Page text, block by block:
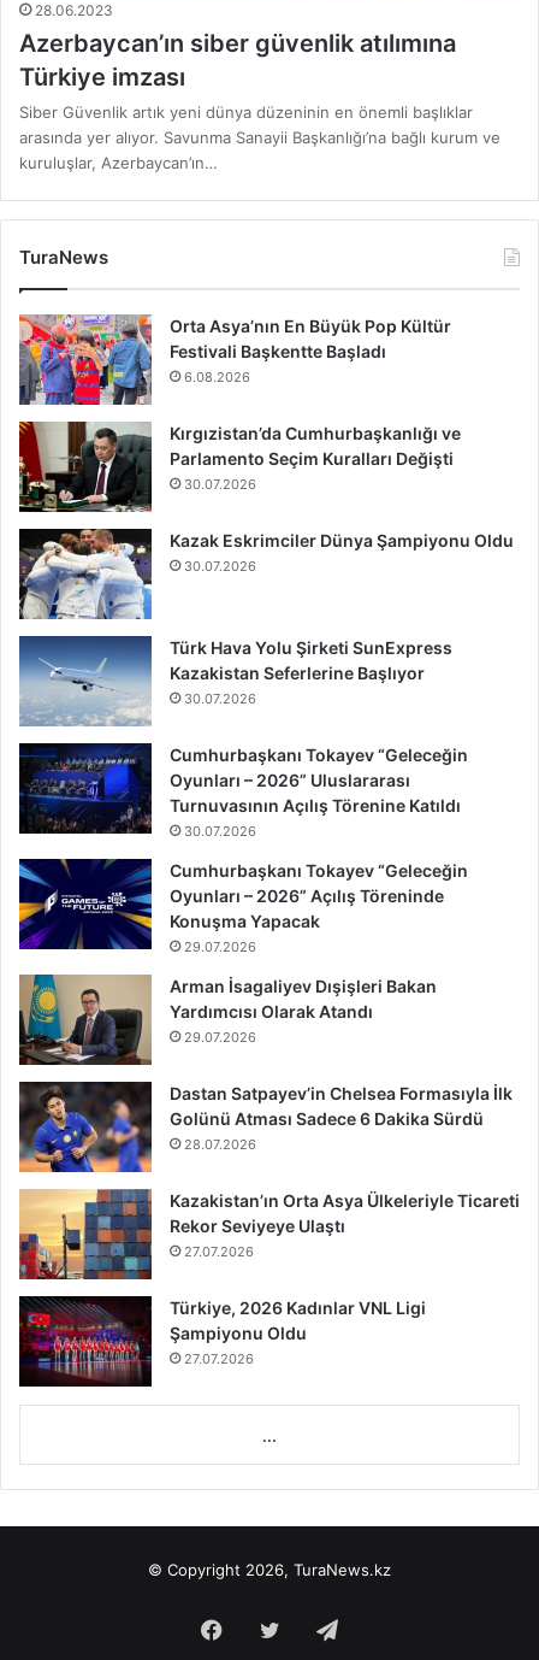
28.06.2023
Azerbaycan’ın siber güvenlik atılımına
Türkiye imzası
Siber Güvenlik artık yeni dünya düzeninin en önemli başlıklar
arasında yer alıyor. Savunma Sanayii Başkanlığı’na bağlı kurum ve
kuruluşlar, Azerbaycan’ın…
TuraNews
Orta Asya’nın En Büyük Pop Kültür
Festivali Başkentte Başladı
6.08.2026
Kırgızistan’da Cumhurbaşkanlığı ve
Parlamento Seçim Kuralları Değişti
30.07.2026
Kazak Eskrimciler Dünya Şampiyonu Oldu
30.07.2026
Türk Hava Yolu Şirketi SunExpress
Kazakistan Seferlerine Başlıyor
30.07.2026
Cumhurbaşkanı Tokayev “Geleceğin
Oyunları – 2026” Uluslararası
Turnuvasının Açılış Törenine Katıldı
30.07.2026
Cumhurbaşkanı Tokayev “Geleceğin
Oyunları – 2026” Açılış Töreninde
Konuşma Yapacak
29.07.2026
Arman İsagaliyev Dışişleri Bakan
Yardımcısı Olarak Atandı
29.07.2026
Dastan Satpayev’in Chelsea Formasıyla İlk
Golünü Atması Sadece 6 Dakika Sürdü
28.07.2026
Kazakistan’ın Orta Asya Ülkeleriyle Ticareti
Rekor Seviyeye Ulaştı
27.07.2026
Türkiye, 2026 Kadınlar VNL Ligi
Şampiyonu Oldu
27.07.2026
...
© Copyright 2026, TuraNews.kz
Facebook
Twitter